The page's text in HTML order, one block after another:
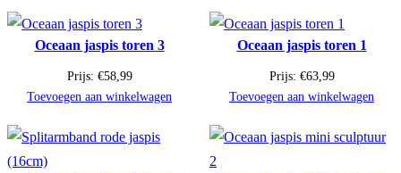
Oceaan jaspis toren 3
Prijs: €58,99
Toevoegen aan winkelwagen
Oceaan jaspis toren 1
Prijs: €63,99
Toevoegen aan winkelwagen